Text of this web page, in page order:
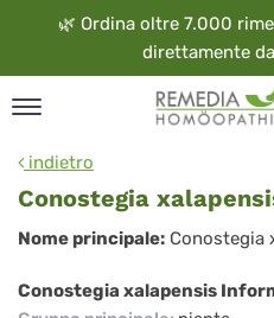
🌿 Ordina oltre 7.000
direttamente
indietro
Conostegia
Conostegia
xalapensis
Nome principale: Conostegia
Conostegia xalapensis